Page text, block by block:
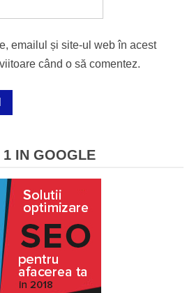
emailul și site-ul web în acest
când o să comentez.
1 IN GOOGLE